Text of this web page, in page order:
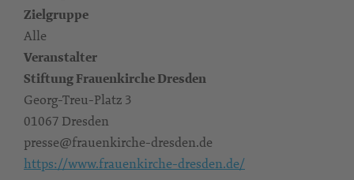
Zielgruppe
Alle
Veranstalter
Stiftung Frauenkirche Dresden
Georg-Treu-Platz 3
01067 Dresden
presse@frauenkirche-dresden.de
https://www.frauenkirche-dresden.de/